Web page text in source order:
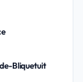
Bliquetuit